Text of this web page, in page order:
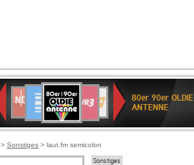
Deutschlandfunk
80er
90er
OLDIE
ANTENNE
SWR3
SWR
Kultur
NDR
2
80er 90er OLDIE
ANTENNE
> Sonstiges > laut.fm semicolon
Sonstiges